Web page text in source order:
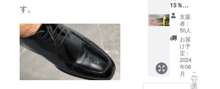
す。
本パッ
ケージ
■一般販
売予定
価格
3,960円
(消費税
等込み)
ｘ3＝
11,880
円 ※税
15％OF
F】 レ
ザー
ロー
ション
「ミ
ラーポ
リッ
シュ60
セカン
ズ」3本
支援
者：
50人
お届
け予
定：
2024
年06
月
こ
の
リ
タ